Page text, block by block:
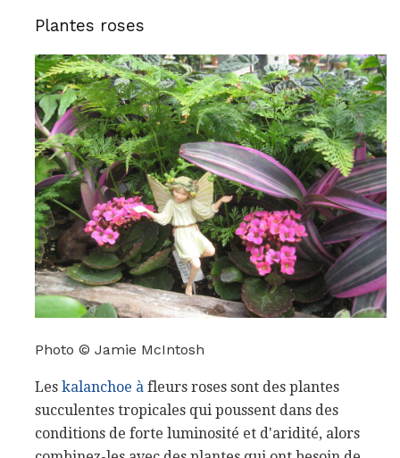
Plantes roses
Photo © Jamie McIntosh
Les kalanchoe à fleurs roses sont des plantes
succulentes tropicales qui poussent dans des
conditions de forte luminosité et d'aridité, alors